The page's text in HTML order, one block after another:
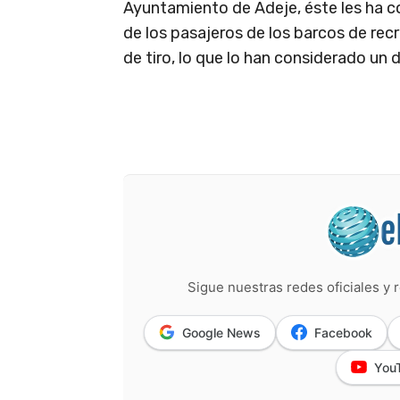
Ayuntamiento de Adeje, éste les ha
de los pasajeros de los barcos de
de tiro, lo que lo han considerado un
Sigue nuestras redes oficiales y
Google News Facebook